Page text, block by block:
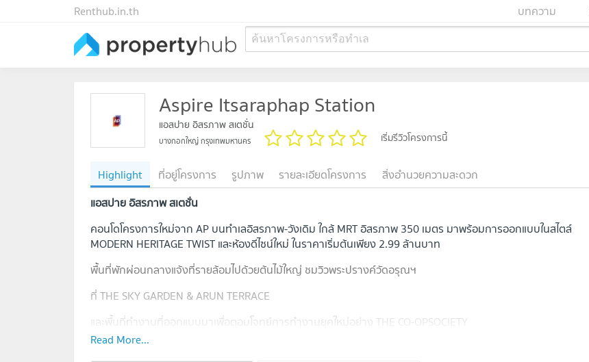
บทความ
Renthub.in.th
ค้นหาโครงการหรือทำเล
Aspire Itsaraphap Station
แอสปาย อิสรภาพ สเตชั่น
บางกอกใหญ่ กรุงเทพมหานคร เริ่มรีวิวโครงการนี้
Highlight ที่อยู่โครงการ รูปภาพ รายละเอียดโครงการ
สิ่งอำนวยความสะดวก
แอสปาย อิสรภาพ สเตชั่น
คอนโดโครงการใหม่จาก AP บนทำเลอิสรภาพ-วังเดิม ใกล้ MRT อิสรภาพ 350 เมตร มาพร้อมการออกแบบในสไตล์
MODERN HERITAGE TWIST และห้องดีไซน์ใหม่ ในราคาเริ่มต้นเพียง 2.99 ล้านบาท
พื้นที่พักผ่อนกลางแจ้งที่รายล้อมไปด้วยต้นไม้ใหญ่ ชมวิวพระปรางค์วัดอรุณฯ
ที่ THE SKY GARDEN & ARUN TERRACE
และพื้นที่ทำงานที่ออกแบบมาเพื่อตอบโจทย์การทำงานยุคใหม่อย่าง THE CO-OPSOCIETY
การเดินทางสะดวก
Read More...